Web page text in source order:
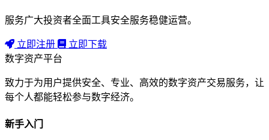
服务广大投资者全面工具安全服务稳健运营。
立即注册
立即下载
数字资产平台
致力于为用户提供安全、专业、高效的数字资产交易服务，让
每个人都能轻松参与数字经济。
新手入门